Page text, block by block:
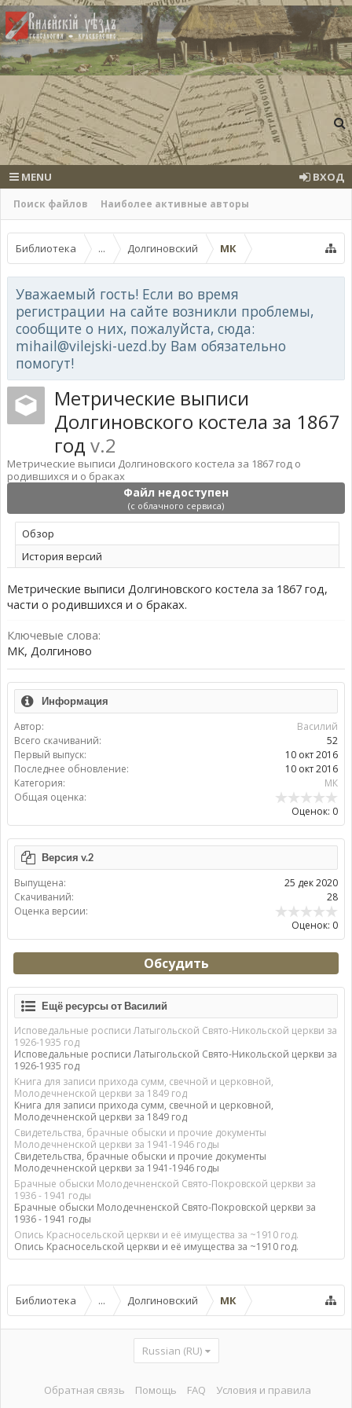
Поиск файлов Наиболее активные авторы
MENU ВХОД
Библиотека ... Долгиновский МК
Уважаемый гость! Если во время
регистрации на сайте возникли проблемы,
сообщите о них, пожалуйста, сюда:
mihail@vilejski-uezd.by Вам обязательно
помогут!
Файл недоступен
(с облачного сервиса)
Метрические выписи
Долгиновского костела за 1867
год v.2
Метрические выписи Долгиновского костела за 1867 год о
родившихся и о браках
Обзoр
История версий
Метрические выписи Долгиновского костела за 1867 год,
части о родившихся и о браках.
Ключевые слова:
МК, Долгиново
Информация
Автор:
Василий
Всего скачиваний:
52
Первый выпуск:
10 окт 2016
Последнее обновление:
10 окт 2016
Категория:
МК
Общая оценка:
Оценок: 0
Версия v.2
Выпущена:
25 дек 2020
Скачиваний:
28
Оценка версии:
Оценок: 0
Обсудить
Ещё ресурсы от Василий
Исповедальные росписи Латыгольской Свято-Никольской церкви за
1926-1935 год
Исповедальные росписи Латыгольской Свято-Никольской церкви за
1926-1935 год
Книга для записи прихода сумм, свечной и церковной,
Молодечненской церкви за 1849 год
Книга для записи прихода сумм, свечной и церковной,
Молодечненской церкви за 1849 год
Свидетельства, брачные обыски и прочие документы
Молодечненской церкви за 1941-1946 годы
Свидетельства, брачные обыски и прочие документы
Молодечненской церкви за 1941-1946 годы
Брачные обыски Молодечненской Свято-Покровской церкви за
1936 - 1941 годы
Брачные обыски Молодечненской Свято-Покровской церкви за
1936 - 1941 годы
Опись Красносельской церкви и её имущества за ~1910 год.
Опись Красносельской церкви и её имущества за ~1910 год.
Библиотека ... Долгиновский МК
Russian (RU)
Обратная связь Помощь FAQ Условия и правила